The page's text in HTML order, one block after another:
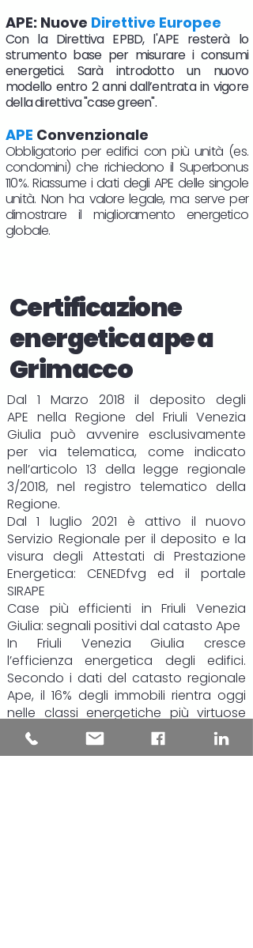
APE: Nuove Direttive Europee
Con la Direttiva EPBD, l'APE resterà lo
strumento base per misurare i consumi
energetici. Sarà introdotto un nuovo
modello entro 2 anni dall’entrata in vigore
della direttiva "case green".
APE Convenzionale
Obbligatorio per edifici con più unità (es.
condomini) che richiedono il Superbonus
110%. Riassume i dati degli APE delle singole
unità. Non ha valore legale, ma serve per
dimostrare il miglioramento energetico
globale.
Certificazione
energetica ape a
Grimacco
Dal 1 Marzo 2018 il deposito degli
APE nella Regione del Friuli Venezia
Giulia può avvenire esclusivamente
per via telematica, come indicato
nell’articolo 13 della legge regionale
3/2018, nel registro telematico della
Regione.
Dal 1 luglio 2021 è attivo il nuovo
Servizio Regionale per il deposito e la
visura degli Attestati di Prestazione
Energetica: CENEDfvg ed il portale
SIRAPE
Case più efficienti in Friuli Venezia
Giulia: segnali positivi dal catasto Ape
In Friuli Venezia Giulia cresce
l’efficienza energetica degli edifici.
Secondo i dati del catasto regionale
Ape, il 16% degli immobili rientra oggi
nelle classi energetiche più virtuose
(da A4 a B), il 39% si colloca nelle fasce
intermedie, mentre poco meno del